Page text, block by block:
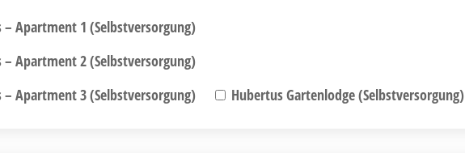
– Apartment 1 (Selbstversorgung)
– Apartment 2 (Selbstversorgung)
– Apartment 3 (Selbstversorgung)
Hubertus Gartenlodge (Selbstversorgung)